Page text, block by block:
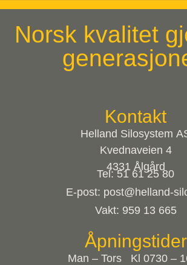
Norsk kvalitet
Kontakt
Helland Silosystem
Kvednaveien 4
4331 Ålgård
Tel: 51 61 25 80
E-post: post@helland-
Vakt: 959 13 665
Åpningstider
Man – Tors Kl 0730 –